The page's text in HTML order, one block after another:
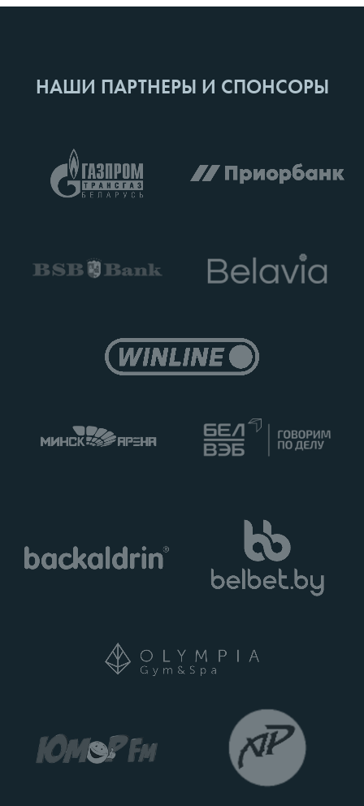
НАШИ ПАРТНЕРЫ И СПОНСОРЫ